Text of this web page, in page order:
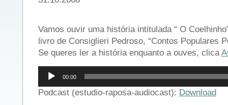
Vamos ouvir uma história intitulada “ O
livro de Consiglieri Pedroso, “Contos Populares
Se queres ler a história enquanto a ouves, clica
Reprodutor
áudio
00:00
Podcast (estudio-raposa-audiocast): Download